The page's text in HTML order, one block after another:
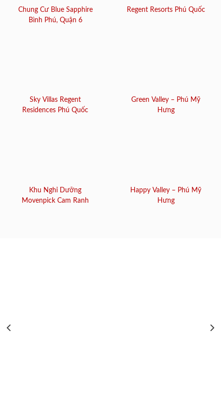
Chung Cư Blue Sapphire
Bình Phú, Quận 6
Regent Resorts Phú Quốc
Sky Villas Regent
Residences Phú Quốc
Green Valley – Phú Mỹ
Hưng
Khu Nghỉ Dưỡng
Movenpick Cam Ranh
Happy Valley – Phú Mỹ
Hưng